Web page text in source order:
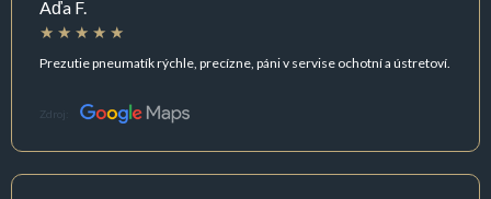
Aďa F.
Prezutie pneumatík rýchle, precízne, páni v servise ochotní a ústretoví.
Zdroj: